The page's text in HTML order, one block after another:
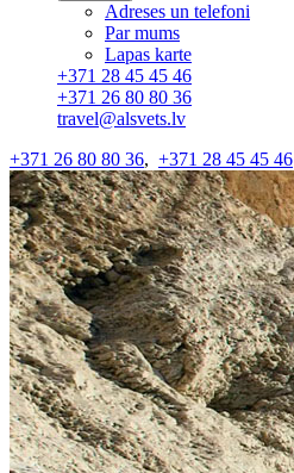
Adreses un telefoni
Par mums
Lapas karte
+371 28 45 45 46
+371 26 80 80 36
travel@alsvets.lv
+371 26 80 80 36, +371 28 45 45 46